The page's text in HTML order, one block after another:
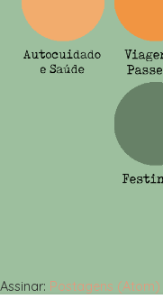
Assinar: Postagens (Atom)